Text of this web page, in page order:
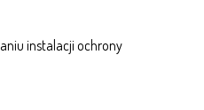
instalacji ochrony